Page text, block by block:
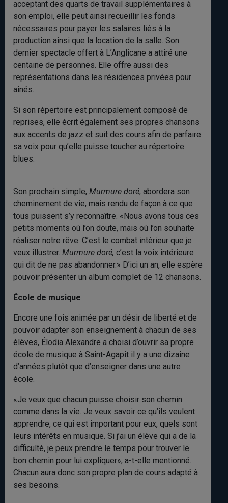
acceptant des quarts de travail supplémentaires à
son emploi, elle peut ainsi recueillir les fonds
nécessaires pour payer les salaires liés à la
production ainsi que la location de la salle. Son
dernier spectacle offert à L’Anglicane a attiré une
centaine de personnes. Elle offre aussi des
représentations dans les résidences privées pour
aînés.
Si son répertoire est principalement composé de
reprises, elle écrit également ses propres chansons
aux accents de jazz et suit des cours afin de parfaire
sa voix pour qu’elle puisse toucher au répertoire
blues.
Son prochain simple, Murmure doré, abordera son
cheminement de vie, mais rendu de façon à ce que
tous puissent s’y reconnaître. «Nous avons tous ces
petits moments où l’on doute, mais où l’on souhaite
réaliser notre rêve. C’est le combat intérieur que je
veux illustrer. Murmure doré, c’est la voix intérieure
qui dit de ne pas abandonner.» D’ici un an, elle espère
pouvoir présenter un album complet de 12 chansons.
École de musique
Encore une fois animée par un désir de liberté et de
pouvoir adapter son enseignement à chacun de ses
élèves, Élodia Alexandre a choisi d’ouvrir sa propre
école de musique à Saint-Agapit il y a une dizaine
d’années plutôt que d’enseigner dans une autre
école.
«Je veux que chacun puisse choisir son chemin
comme dans la vie. Je veux savoir ce qu’ils veulent
apprendre, ce qui est important pour eux, quels sont
leurs intérêts en musique. Si j’ai un élève qui a de la
difficulté, je peux prendre le temps pour trouver le
bon chemin pour lui expliquer», a-t-elle mentionné.
Chacun aura donc son propre plan de cours adapté à
ses besoins.